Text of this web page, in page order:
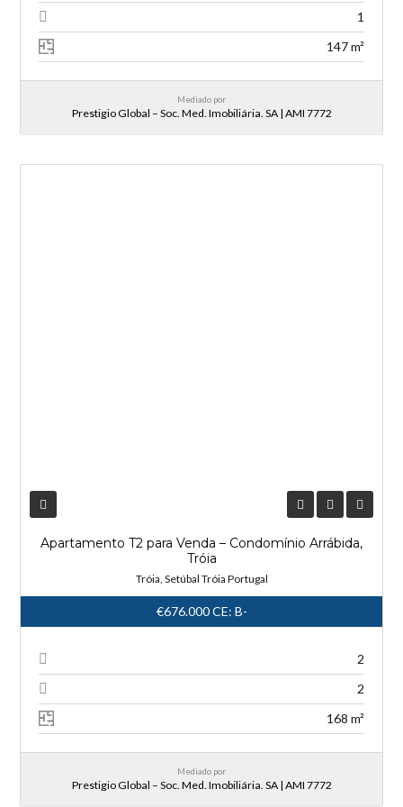
1
147 m²
Mediado por
Prestigio Global – Soc. Med. Imobiliária. SA | AMI 7772
Apartamento T2 para Venda – Condomínio Arrábida,
Tróia
Tróia, Setúbal Tróia Portugal
€676.000CE: B-
2
2
168 m²
Mediado por
Prestigio Global – Soc. Med. Imobiliária. SA | AMI 7772